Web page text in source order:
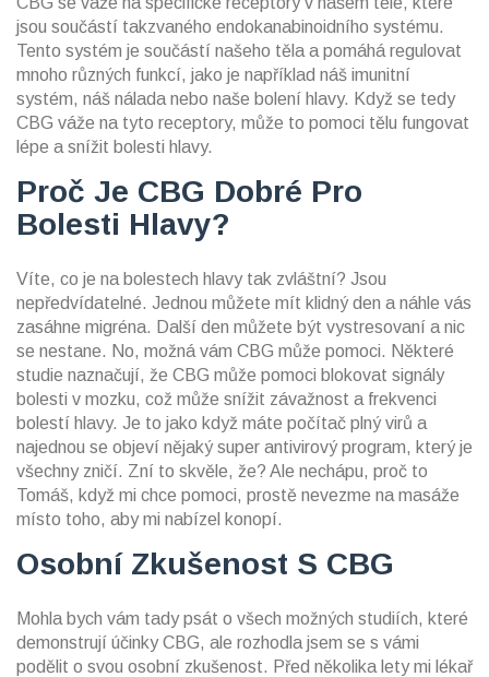
jsou součástí takzvaného endokanabinoidního systému.
Tento systém je součástí našeho těla a pomáhá regulovat
mnoho různých funkcí, jako je například náš imunitní
systém, náš nálada nebo naše bolení hlavy. Když se tedy
CBG váže na tyto receptory, může to pomoci tělu fungovat
lépe a snížit bolesti hlavy.
Proč Je CBG Dobré Pro
Bolesti Hlavy?
Víte, co je na bolestech hlavy tak zvláštní? Jsou
nepředvídatelné. Jednou můžete mít klidný den a náhle vás
zasáhne migréna. Další den můžete být vystresovaní a nic
se nestane. No, možná vám CBG může pomoci. Některé
studie naznačují, že CBG může pomoci blokovat signály
bolesti v mozku, což může snížit závažnost a frekvenci
bolestí hlavy. Je to jako když máte počítač plný virů a
najednou se objeví nějaký super antivirový program, který je
všechny zničí. Zní to skvěle, že? Ale nechápu, proč to
Tomáš, když mi chce pomoci, prostě nevezme na masáže
místo toho, aby mi nabízel konopí.
Osobní Zkušenost S CBG
Mohla bych vám tady psát o všech možných studiích, které
demonstrují účinky CBG, ale rozhodla jsem se s vámi
podělit o svou osobní zkušenost. Před několika lety mi lékař